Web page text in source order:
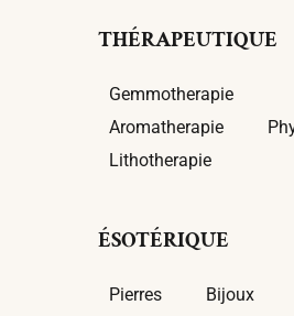
THÉRAPEUTIQUE
Gemmotherapie
Aromatherapie
Lithotherapie
ÉSOTÉRIQUE
Pierres Bijoux